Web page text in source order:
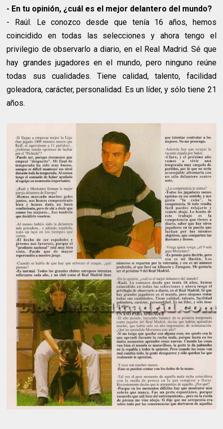
- En tu opinión, ¿cuál es el mejor delantero del mundo?
- Raúl. Le conozco desde que tenía 16 años, hemos
coincidido en todas las selecciones y ahora tengo el
privilegio de observarlo a diario, en el Real Madrid. Sé que
hay grandes jugadores en el mundo, pero ninguno reúne
todas sus cualidades. Tiene calidad, talento, facilidad
goleadora, carácter, personalidad. Es un líder, y sólo tiene 21
años.